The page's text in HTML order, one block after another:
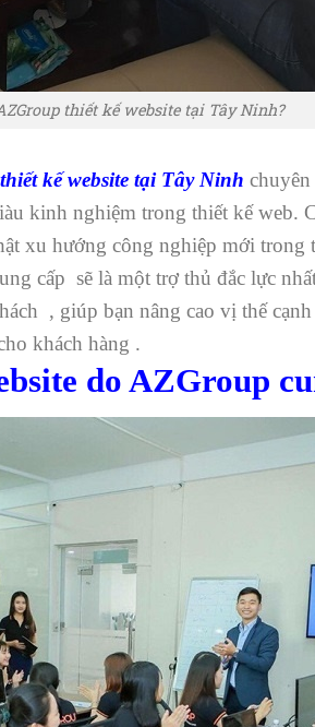
thiết kế website tại Tây Ninh?
thiết kế website tại Tây Ninh
kinh nghiệm trong thiết kế web.
xu hướng công nghiệp mới trong
cấp sẽ là một trợ thủ đắc lực
, giúp bạn nâng cao vị thế cạnh
khách hàng .
do AZGroup